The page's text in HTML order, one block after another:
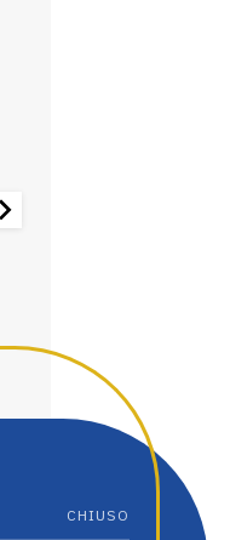
SCEGLI
prodotto
35,00
CHIUSO